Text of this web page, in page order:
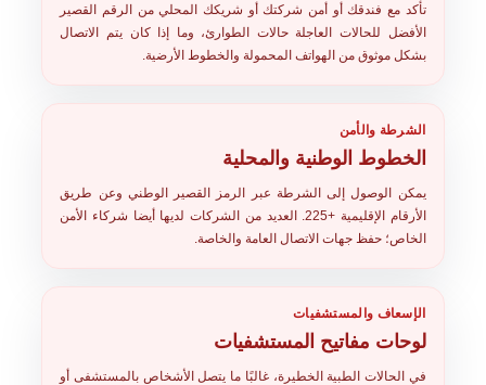
تأكد مع فندقك أو أمن شركتك أو شريكك المحلي من الرقم القصير
الأفضل للحالات العاجلة حالات الطوارئ، وما إذا كان يتم الاتصال
بشكل موثوق من الهواتف المحمولة والخطوط الأرضية.
الشرطة والأمن
الخطوط الوطنية والمحلية
يمكن الوصول إلى الشرطة عبر الرمز القصير الوطني وعن طريق
الأرقام الإقليمية +225. العديد من الشركات لديها أيضا شركاء الأمن
الخاص؛ حفظ جهات الاتصال العامة والخاصة.
الإسعاف والمستشفيات
لوحات مفاتيح المستشفيات
في الحالات الطبية الخطيرة، غالبًا ما يتصل الأشخاص بالمستشفى أو